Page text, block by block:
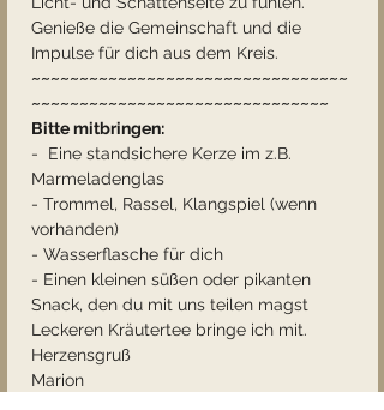
Genieße die Gemeinschaft und die
Impulse für dich aus dem Kreis.
~~~~~~~~~~~~~~~~~~~~~~~~~~~~~~~~~
~~~~~~~~~~~~~~~~~~~~~~~~~~~~~~~
Bitte mitbringen:
-  Eine standsichere Kerze im z.B.
Marmeladenglas
- Trommel, Rassel, Klangspiel (wenn
vorhanden)
- Wasserflasche für dich
- Einen kleinen süßen oder pikanten
Snack, den du mit uns teilen magst
Leckeren Kräutertee bringe ich mit.
Herzensgruß
Marion